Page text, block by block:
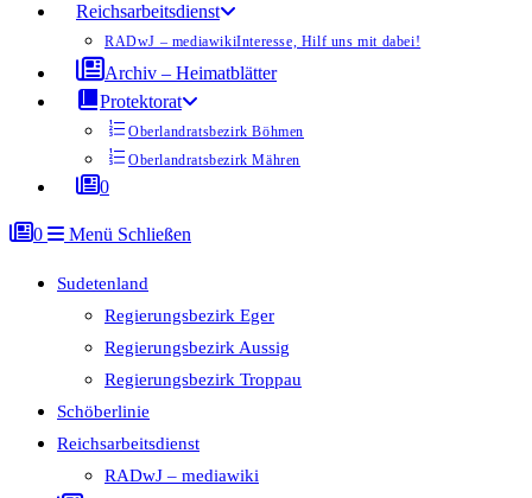
Reichsarbeitsdienst
RADwJ – mediawikiInteresse, Hilf uns mit dabei!
Archiv – Heimatblätter
Protektorat
Oberlandratsbezirk Böhmen
Oberlandratsbezirk Mähren
0
0 Menü Schließen
Sudetenland
Regierungsbezirk Eger
Regierungsbezirk Aussig
Regierungsbezirk Troppau
Schöberlinie
Reichsarbeitsdienst
RADwJ – mediawiki